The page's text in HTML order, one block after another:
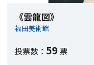
《雲龍図》
福田美術館
投票数： 59 票